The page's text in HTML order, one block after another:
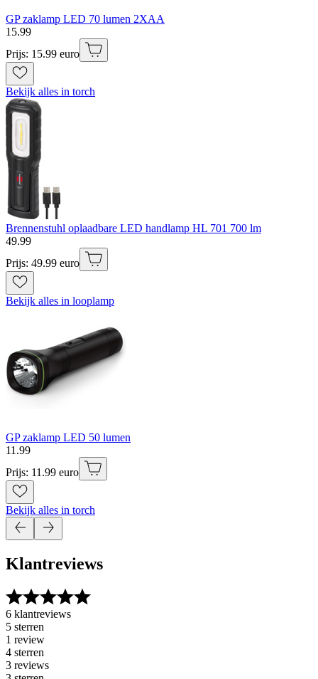
GP zaklamp LED 70 lumen 2XAA
15.99
Prijs: 15.99 euro
Bekijk alles in torch
Brennenstuhl oplaadbare LED handlamp HL 701 700 lm
49.99
Prijs: 49.99 euro
Bekijk alles in looplamp
GP zaklamp LED 50 lumen
11 .99
Prijs: 11.99 euro
Bekijk alles in torch
Klantreviews
6 klantreviews
5 sterren
1 review
4 sterren
3 reviews